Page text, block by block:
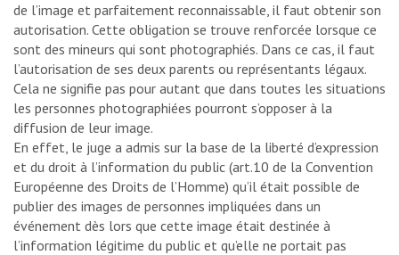
de l’image et parfaitement reconnaissable, il faut obtenir son
autorisation. Cette obligation se trouve renforcée lorsque ce
sont des mineurs qui sont photographiés. Dans ce cas, il faut
l’autorisation de ses deux parents ou représentants légaux.
Cela ne signifie pas pour autant que dans toutes les situations
les personnes photographiées pourront s’opposer à la
diffusion de leur image.
En effet, le juge a admis sur la base de la liberté d’expression
et du droit à l’information du public (art.10 de la Convention
Européenne des Droits de l’Homme) qu’il était possible de
publier des images de personnes impliquées dans un
événement dès lors que cette image était destinée à
l’information légitime du public et qu’elle ne portait pas